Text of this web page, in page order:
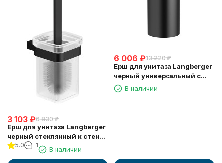
3 103 ₽6 830 ₽
Ерш для унитаза Langberger
черный стеклянный к стене
квадратный 11325A-BP
5.0 1
В наличии
6 006 ₽13 220 ₽
Ерш для унитаза Langberger
черный универсальный с
воронкой круглый 71171-BP
В наличии